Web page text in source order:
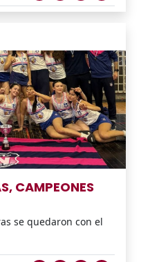
CAMPEONES
se quedaron con el